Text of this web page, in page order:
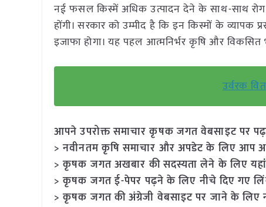
नई फसल किस्में अधिक उत्पादन देने के साथ-साथ
होंगी। सरकार को उम्मीद है कि इन किस्मों के व्यापक
इजाफा होगा। यह पहल आत्मनिर्भर कृषि और विकसित
उर्वरक
आपने उपरोक्त समाचार कृषक जगत वेबसाइट पर
> नवीनतम कृषि समाचार और अपडेट के लिए आप
> कृषक जगत अखबार की सदस्यता लेने के लिए
> कृषक जगत ई-पेपर पढ़ने के लिए नीचे दिए गए
> कृषक जगत की अंग्रेजी वेबसाइट पर जाने के लिए